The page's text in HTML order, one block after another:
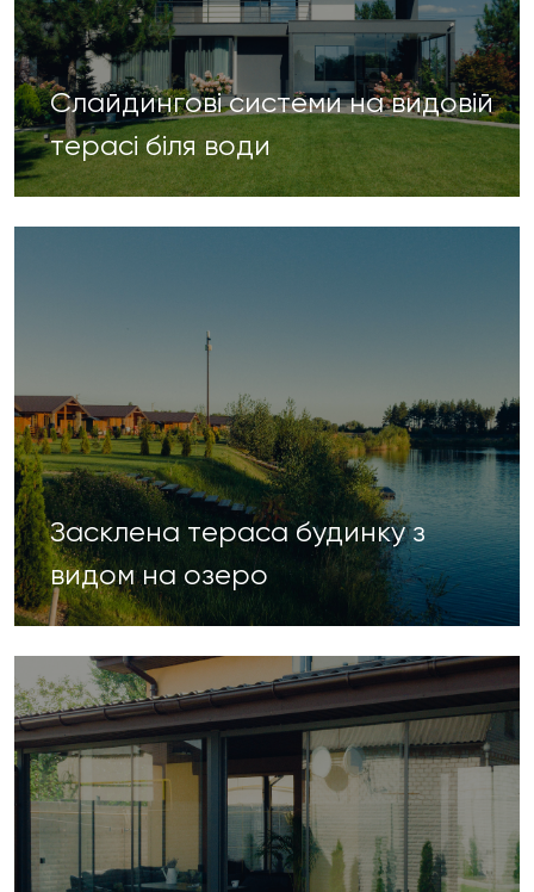
Слайдингові системи на видовій
терасі біля води
Засклена тераса будинку з
видом на озеро